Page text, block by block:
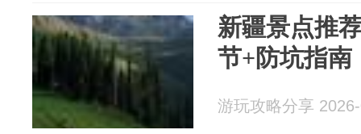
新疆景点推
节+防坑指南
游玩攻略分享